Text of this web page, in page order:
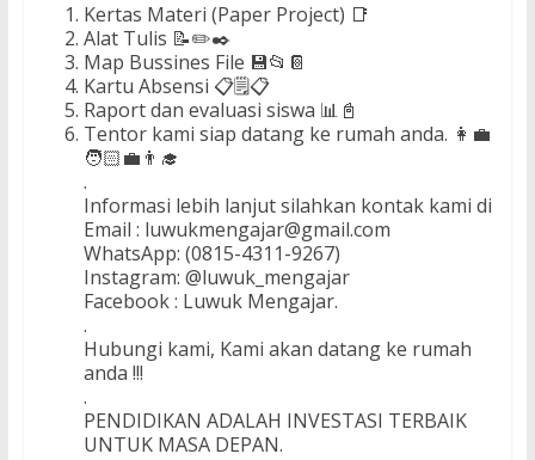
Kertas Materi (Paper Project) 📑
Alat Tulis 📝✏️✒️
Map Bussines File 💾📂📔
Kartu Absensi 📋🗒️📋
Raport dan evaluasi siswa 📊📓
Tentor kami siap datang ke rumah anda. 👩‍💼
🧑🏻‍💼👨‍🎓
.
Informasi lebih lanjut silahkan kontak kami di
Email : luwukmengajar@gmail.com
WhatsApp: (0815-4311-9267)
Instagram: @luwuk_mengajar
Facebook : Luwuk Mengajar.
.
Hubungi kami, Kami akan datang ke rumah
anda !!!
.
PENDIDIKAN ADALAH INVESTASI TERBAIK
UNTUK MASA DEPAN.